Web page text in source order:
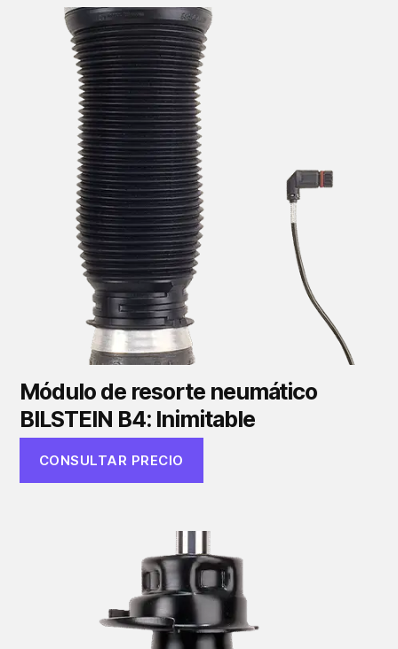
Módulo de resorte neumático
BILSTEIN B4: Inimitable
CONSULTAR PRECIO